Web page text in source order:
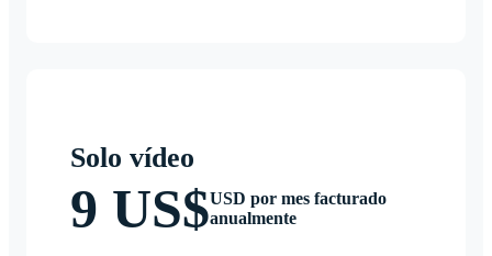
Solo vídeo
9 US$USD por mes facturado
anualmente